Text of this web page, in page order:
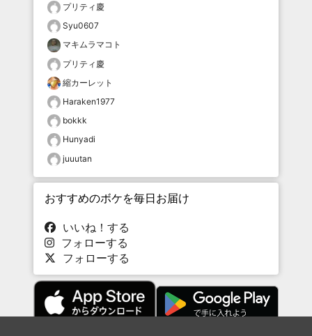
プリティ慶
Syu0607
マキムラマコト
プリティ慶
縮カーレット
Haraken1977
bokkk
Hunyadi
juuutan
おすすめのボケを毎日お届け
いいね！する
フォローする
フォローする